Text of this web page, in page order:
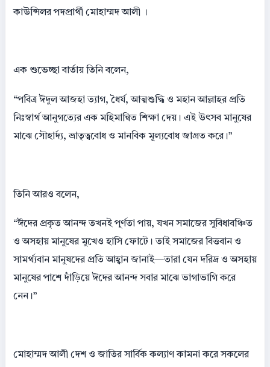
কাউন্সিলর পদপ্রার্থী মোহাম্মদ আলী ।
এক শুভেচ্ছা বার্তায় তিনি বলেন,
“পবিত্র ঈদুল আজহা ত্যাগ, ধৈর্য, আত্মশুদ্ধি ও মহান আল্লাহর প্রতি
নিঃস্বার্থ আনুগত্যের এক মহিমান্বিত শিক্ষা দেয়। এই উৎসব মানুষের
মাঝে সৌহার্দ্য, ভ্রাতৃত্ববোধ ও মানবিক মূল্যবোধ জাগ্রত করে।”
তিনি আরও বলেন,
“ঈদের প্রকৃত আনন্দ তখনই পূর্ণতা পায়, যখন সমাজের সুবিধাবঞ্চিত
ও অসহায় মানুষের মুখেও হাসি ফোটে। তাই সমাজের বিত্তবান ও
সামর্থ্যবান মানুষদের প্রতি আহ্বান জানাই—তারা যেন দরিদ্র ও অসহায়
মানুষের পাশে দাঁড়িয়ে ঈদের আনন্দ সবার মাঝে ভাগাভাগি করে
নেন।”
মোহাম্মদ আলী দেশ ও জাতির সার্বিক কল্যাণ কামনা করে সকলের